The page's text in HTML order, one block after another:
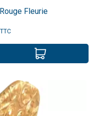
Fleurie
TTC